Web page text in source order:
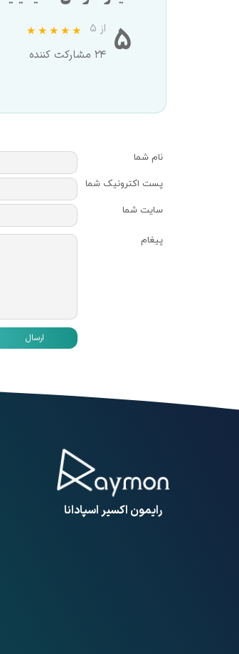
۵ از ۵
۲۴ مشارکت کننده
نام شما
پست اکترونیک شما
سایت شما
پیغام
ارسال
​رایمون اکسیر اسپادانا